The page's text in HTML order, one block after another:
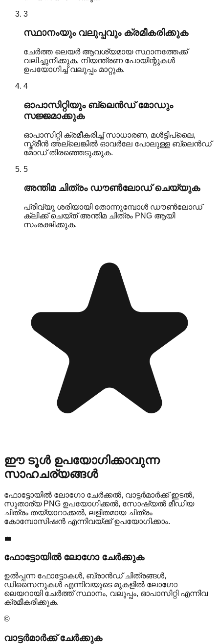
3
സ്ഥാനംയും വലുപ്പവും ക്രമീകരിക്കുക
ചേർത്ത ലെയർ ആവശ്യമായ സ്ഥാനത്തേക്ക്
വലിച്ചുനീക്കുക, നിയന്ത്രണ പോയിന്റുകൾ
ഉപയോഗിച്ച് വലുപ്പം മാറ്റുക.
4
ഓപാസിറ്റിയും ബ്ലെൻഡ് മോഡും
സജ്ജമാക്കുക
ഓപാസിറ്റി ക്രമീകരിച്ച് സാധാരണ, മൾട്ടിപ്ലൈ,
സ്ക്രീൻ അല്ലെങ്കിൽ ഓവർലേ പോലുള്ള ബ്ലെൻഡ്
മോഡ് തിരഞ്ഞെടുക്കുക.
5
അന്തിമ ചിത്രം ഡൗൺലോഡ് ചെയ്യുക
പ്രിവ്യൂ ശരിയായി തോന്നുമ്പോൾ ഡൗൺലോഡ്
ക്ലിക്ക് ചെയ്ത് അന്തിമ ചിത്രം PNG ആയി
സംരക്ഷിക്കുക.
ഈ ടൂൾ ഉപയോഗിക്കാവുന്ന
സാഹചര്യങ്ങൾ
ഫോട്ടോയിൽ ലോഗോ ചേർക്കൽ, വാട്ടർമാർക്ക് ഇടൽ,
സുതാര്യ PNG ഉപയോഗിക്കൽ, സോഷ്യൽ മീഡിയ
ചിത്രം തയ്യാറാക്കൽ, ലളിതമായ ചിത്രം
കോമ്പോസിഷൻ എന്നിവയ്ക്ക് ഉപയോഗിക്കാം.
💼
ഫോട്ടോയിൽ ലോഗോ ചേർക്കുക
ഉൽപ്പന്ന ഫോട്ടോകൾ, ബ്രാൻഡ് ചിത്രങ്ങൾ,
ഡിസൈനുകൾ എന്നിവയുടെ മുകളിൽ ലോഗോ
ലെയറായി ചേർത്ത് സ്ഥാനം, വലുപ്പം, ഓപാസിറ്റി എന്നിവ
ക്രമീകരിക്കുക.
©️
വാട്ടർമാർക്ക് ചേർക്കുക